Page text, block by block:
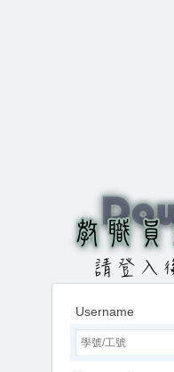
Username